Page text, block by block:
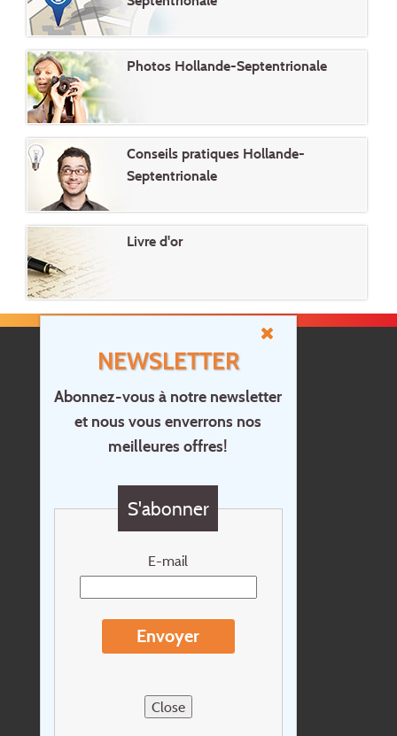
NEWSLETTER
Abonnez-vous à notre newsletter
et nous vous enverrons nos
meilleures offres!
S'abonner
E-mail
Envoyer
Close
Photos Hollande-Septentrionale
Conseils pratiques Hollande-
Septentrionale
Livre d'or
Accueil
Contact
Questions?
Newsletter
Conditions de voyage
Sitemap